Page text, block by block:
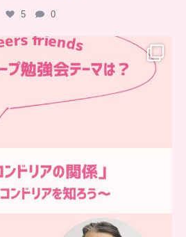
5 0
…
グループ勉強会